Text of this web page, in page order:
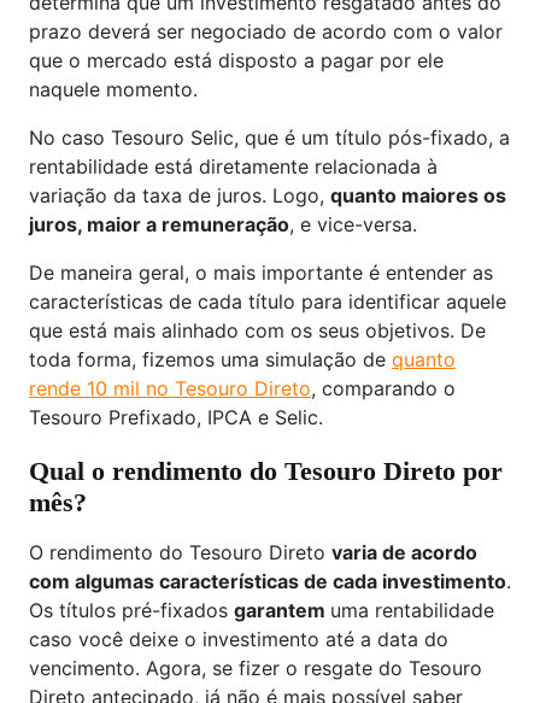
prazo deverá ser negociado de acordo com o valor
que o mercado está disposto a pagar por ele
naquele momento.
No caso Tesouro Selic, que é um título pós-fixado, a
rentabilidade está diretamente relacionada à
variação da taxa de juros. Logo, quanto maiores os
juros, maior a remuneração, e vice-versa.
De maneira geral, o mais importante é entender as
características de cada título para identificar aquele
que está mais alinhado com os seus objetivos. De
toda forma, fizemos uma simulação de quanto
rende 10 mil no Tesouro Direto, comparando o
Tesouro Prefixado, IPCA e Selic.
Qual o rendimento do Tesouro Direto por
mês?
O rendimento do Tesouro Direto varia de acordo
com algumas características de cada investimento.
Os títulos pré-fixados garantem uma rentabilidade
caso você deixe o investimento até a data do
vencimento. Agora, se fizer o resgate do Tesouro
Direto antecipado, já não é mais possível saber